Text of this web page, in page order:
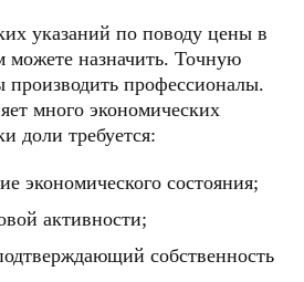
указаний по поводу цены в
можете назначить. Точную
профессионалы.
много экономических
доли требуется:
экономического состояния;
активности;
собственность